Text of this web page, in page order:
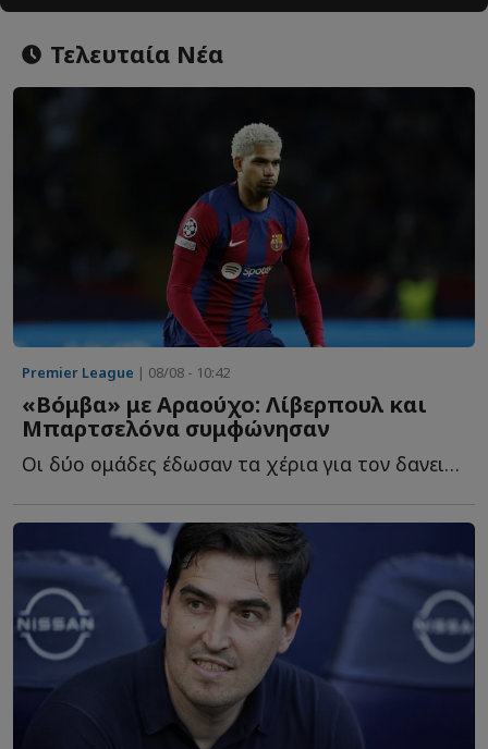
Τελευταία Νέα
Premier League | 08/08 - 10:42
«Βόμβα» με Αραούχο: Λίβερπουλ και
Μπαρτσελόνα συμφώνησαν
Οι δύο ομάδες έδωσαν τα χέρια για τον δανεισμό του Ρόναλντ Α...